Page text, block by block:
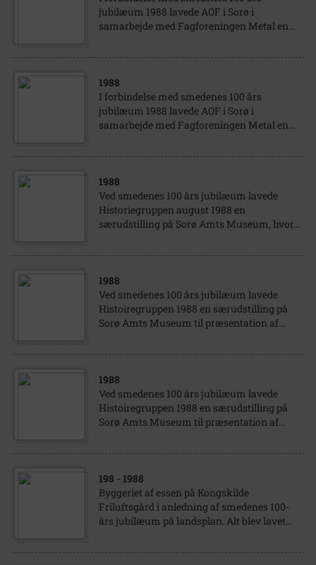
jubilæum 1988 lavede AOF i Sorø i
samarbejde med Fagforeningen Metal en...
1988
I forbindelse med smedenes 100 års
jubilæum 1988 lavede AOF i Sorø i
samarbejde med Fagforeningen Metal en...
1988
Ved smedenes 100 års jubilæum lavede
Historiegruppen august 1988 en
særudstilling på Sorø Amts Museum, hvor...
1988
Ved smedenes 100 års jubilæum lavede
Histoiregruppen 1988 en særudstilling på
Sorø Amts Museum til præsentation af...
1988
Ved smedenes 100 års jubilæum lavede
Histoiregruppen 1988 en særudstilling på
Sorø Amts Museum til præsentation af...
198 - 1988
Byggeriet af essen på Kongskilde
Friluftsgård i anledning af smedenes 100-
års jubilæum på landsplan. Alt blev lavet...